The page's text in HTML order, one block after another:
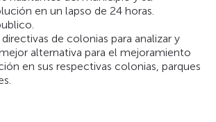
en un lapso de 24 horas.
de colonias para analizar y
alternativa para el mejoramiento
en sus respectivas colonias, parques